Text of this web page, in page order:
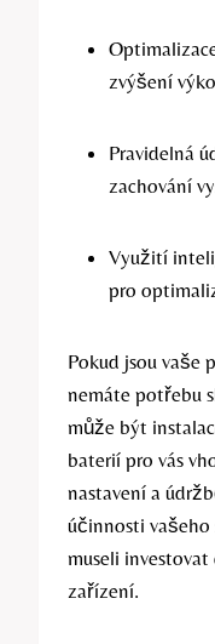
zvýšení
Pravidelná
zachování
Využití
pro
Pokud jsou vaše
nemáte potřebu
může být
baterií pro vás
nastavení a
účinnosti vašeho
museli
zařízení.